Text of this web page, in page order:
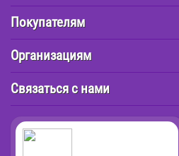
Покупателям
Организациям
Связаться с нами